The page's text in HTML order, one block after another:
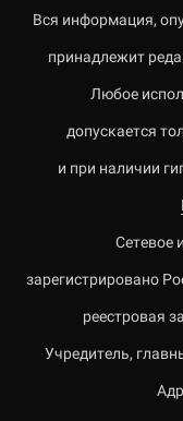
Вся информация,
принадлежит
Любое
допускается
и при наличии
Сетевое
зарегистрировано
реестровая
Учредитель,